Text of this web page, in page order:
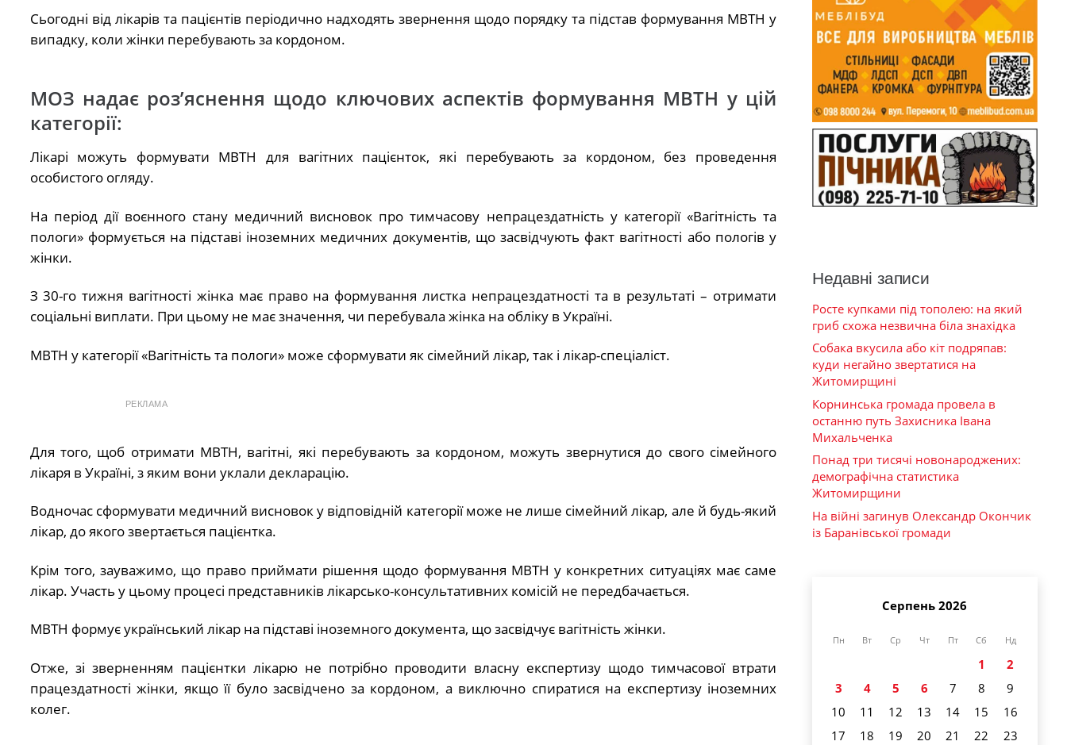
Сьогодні від лікарів та пацієнтів періодично надходять звернення щодо порядку та підстав формування МВТН у
випадку, коли жінки перебувають за кордоном.
МОЗ надає розʼяснення щодо ключових аспектів формування МВТН у цій
категорії:
Лікарі можуть формувати МВТН для вагітних пацієнток, які перебувають за кордоном, без проведення
особистого огляду.
На період дії воєнного стану медичний висновок про тимчасову непрацездатність у категорії «Вагітність та
пологи» формується на підставі іноземних медичних документів, що засвідчують факт вагітності або пологів у
жінки.
З 30-го тижня вагітності жінка має право на формування листка непрацездатності та в результаті – отримати
соціальні виплати. При цьому не має значення, чи перебувала жінка на обліку в Україні.
МВТН у категорії «Вагітність та пологи» може сформувати як сімейний лікар, так і лікар-спеціаліст.
РЕКЛАМА
Для того, щоб отримати МВТН, вагітні, які перебувають за кордоном, можуть звернутися до свого сімейного
лікаря в Україні, з яким вони уклали декларацію.
Водночас сформувати медичний висновок у відповідній категорії може не лише сімейний лікар, але й будь-який
лікар, до якого звертається пацієнтка.
Крім того, зауважимо, що право приймати рішення щодо формування МВТН у конкретних ситуаціях має саме
лікар. Участь у цьому процесі представників лікарсько-консультативних комісій не передбачається.
МВТН формує український лікар на підставі іноземного документа, що засвідчує вагітність жінки.
Отже, зі зверненням пацієнтки лікарю не потрібно проводити власну експертизу щодо тимчасової втрати
працездатності жінки, якщо її було засвідчено за кордоном, а виключно спиратися на експертизу іноземних
колег.
Недавні записи
Росте купками під тополею: на який
гриб схожа незвична біла знахідка
Собака вкусила або кіт подряпав:
куди негайно звертатися на
Житомирщині
Корнинська громада провела в
останню путь Захисника Івана
Михальченка
Понад три тисячі новонароджених:
демографічна статистика
Житомирщини
На війні загинув Олександр Окончик
із Баранівської громади
Серпень 2026
Пн Вт Ср Чт Пт Сб Нд
1
2
3
4 5 6 7 8
9
10
11 12 13 14 15
16
17
18 19 20 21 22
23